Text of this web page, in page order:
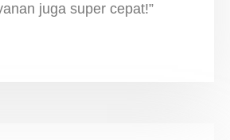
juga super cepat!”